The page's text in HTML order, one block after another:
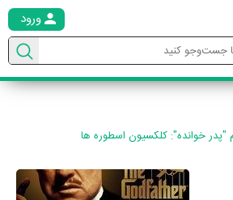
ورود
"پدر خوانده": کلکسیون اسطوره ها